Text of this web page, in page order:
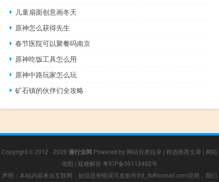
儿童扇面创意画冬天
原神怎么获得先生
春节医院可以聚餐吗南京
原神吃饭工具怎么用
原神中路玩家怎么玩
矿石镇的伙伴们全攻略
Copyright © 2012 - 2026 漫行业网 Powered by 网站分类目录 | 精选推荐文章 | 网站
地图 | 疑难解答 粤ICP备05112492号
声明：本站内容来自互联网，如信息有错误可发邮件到f_fb#foxmail.com说明，我们